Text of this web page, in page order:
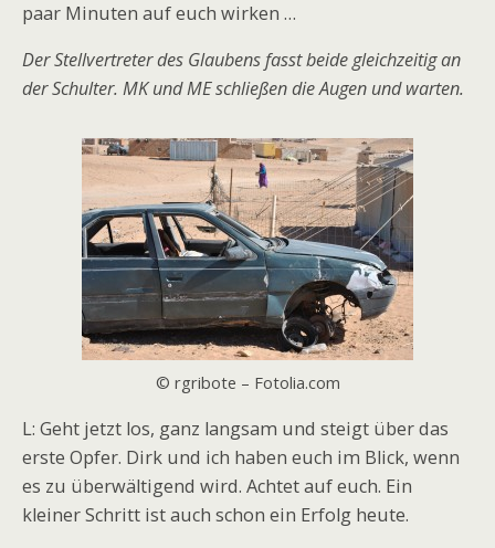
paar Minuten auf euch wirken …
Der Stellvertreter des Glaubens fasst beide gleichzeitig an
der Schulter. MK und ME schließen die Augen und warten.
© rgribote – Fotolia.com
L: Geht jetzt los, ganz langsam und steigt über das
erste Opfer. Dirk und ich haben euch im Blick, wenn
es zu überwältigend wird. Achtet auf euch. Ein
kleiner Schritt ist auch schon ein Erfolg heute.